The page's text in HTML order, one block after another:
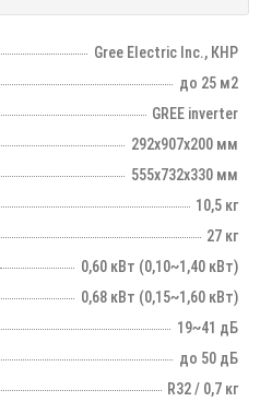
Gree Electric Inc., КНР
до 25 м2
GREE inverter
292х907х200 мм
555х732х330 мм
10,5 кг
27 кг
0,60 кВт (0,10~1,40 кВт)
0,68 кВт (0,15~1,60 кВт)
19~41 дБ
до 50 дБ
R32 / 0,7 кг